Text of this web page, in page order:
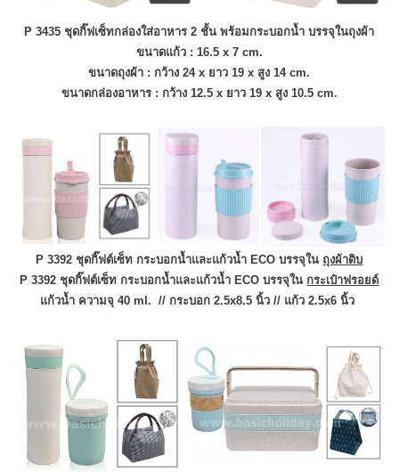
P3435 ชุดกิ๊ฟเซ็ทกล่องใส่อาหาร 2 ชั้น พร้อมกระบอกน้ำ บรรจุในถุงผ้า
ขนาดแก้ว : 16.5 x 7 cm.
ขนาดถุงผ้า : กว้าง 24 x ยาว 19 x สูง 14 cm.
ขนาดกล่องอาหาร : กว้าง 12.5 x ยาว 19 x สูง 10.5 cm.
P 3392 ชุดกิ๊ฟต์เซ็ท กระบอกน้ำและแก้วน้ำ ECO บรรจุใน ถุงผ้าดิบ
P 3392 ชุดกิ๊ฟต์เซ็ท กระบอกน้ำและแก้วน้ำ ECO บรรจุใน กระเป๋าฟรอยด์
แก้วน้ำ ความจุ 40 ml. // กระบอก 2.5x8.5 นิ้ว// แก้ว 2.5x6 นิ้ว